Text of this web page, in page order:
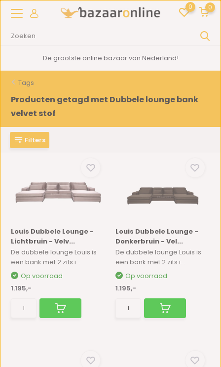
0 0
De grootste online bazaar van Nederland!
Tags
Producten getagd met Dubbele lounge bank
velvet stof
Filters
Louis Dubbele Lounge -
Lichtbruin - Velv...
De dubbele lounge Louis is
een bank met 2 zits i...
Op voorraad
1.195,-
Louis Dubbele Lounge -
Donkerbruin - Vel...
De dubbele lounge Louis is
een bank met 2 zits i...
Op voorraad
1.195,-